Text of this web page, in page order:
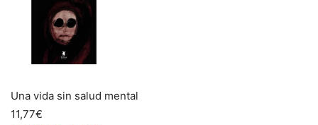
Una vida sin salud mental
11,77€